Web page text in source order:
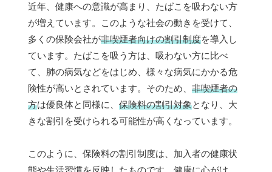
近年、健康への意識が高まり、たばこを吸わない方
が増えています。このような社会の動きを受けて、
多くの保険会社が非喫煙者向けの割引制度を導入し
ています。たばこを吸う方は、吸わない方に比べ
て、肺の病気などをはじめ、様々な病気にかかる危
険性が高いとされています。そのため、 非喫煙者の
方は優良体と同様に、 保険料の割引対象となり、大
きな割引を受けられる可能性が高くなっています。
このように、保険料の割引制度は、加入者の健康状
態や生活習慣を反映したものです。健康に心がけ、